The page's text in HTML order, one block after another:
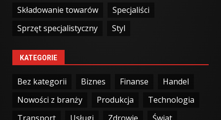
Składowanie towarów
Specjaliści
Sprzęt specjalistyczny
Styl
KATEGORIE
Bez kategorii Biznes Finanse
Handel
Nowości z branży
Produkcja
Technologia